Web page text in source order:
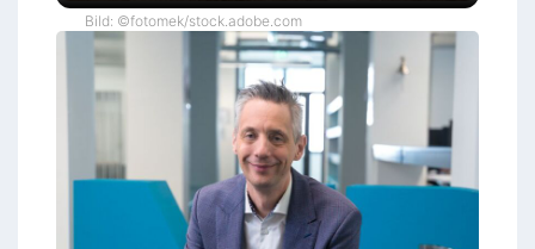
Bild: ©fotomek/stock.adobe.com